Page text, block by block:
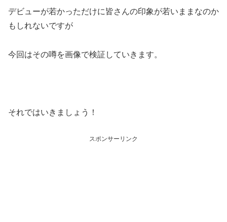
デビューが若かっただけに皆さんの印象が若いままなのか
もしれないですが
今回はその噂を画像で検証していきます。
それではいきましょう！
スポンサーリンク